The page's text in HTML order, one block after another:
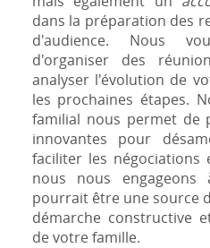
dans la préparation des
d'audience. Nous
d'organiser des
analyser l'évolution de
les prochaines étapes.
familial nous permet de
innovantes pour
faciliter les négociations
nous nous
pourrait être une source
démarche constructive
de votre famille.